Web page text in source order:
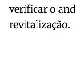
verificar o
revitalização.